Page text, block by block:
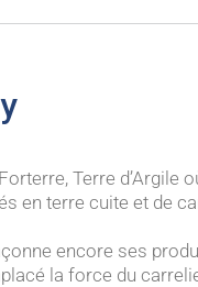
Terre d’Argile
en terre cuite et de
encore ses
la force du